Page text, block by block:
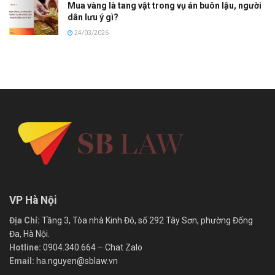
Mua vàng là tang vật trong vụ án buôn lậu, người
dân lưu ý gì?
24/03/2026
VP Hà Nội
Địa Chỉ: Tầng 3, Tòa nhà Kinh Đô, số 292 Tây Sơn, phường Đống
Đa, Hà Nội.
Hotline: 0904.340.664 – Chat Zalo
Email: ha.nguyen@sblaw.vn